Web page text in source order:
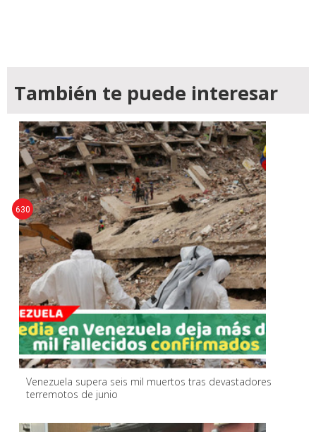
También te puede interesar
Venezuela supera seis mil muertos tras devastadores
terremotos de junio
630